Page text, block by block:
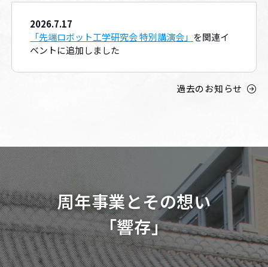
2026.7.17
「先端ロボット工学研究会 特別講演会」 を関連イ
ベントに追加しました
過去のお知らせ
周年事業とその想い
「響存」